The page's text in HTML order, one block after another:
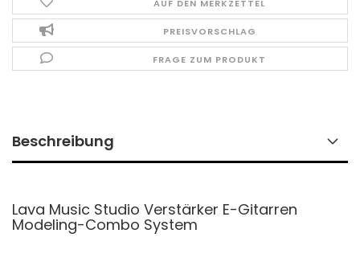
AUF DEN MERKZETTEL
PREISVORSCHLAG
FRAGE ZUM PRODUKT
Beschreibung
Lava Music Studio Verstärker E-Gitarren
Modeling-Combo System